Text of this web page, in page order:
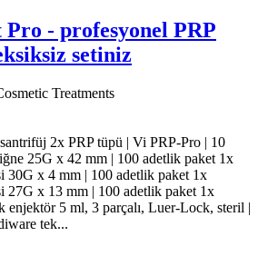
- profesyonel PRP
setiniz
Treatments
2x PRP tüpü | Vi PRP-Pro | 10
25G x 42 mm | 100 adetlik paket 1x
30G x 4 mm | 100 adetlik paket 1x
x 13 mm | 100 adetlik paket 1x
enjektör 5 ml, 3 parçalı, Luer-Lock, steril |
tek...